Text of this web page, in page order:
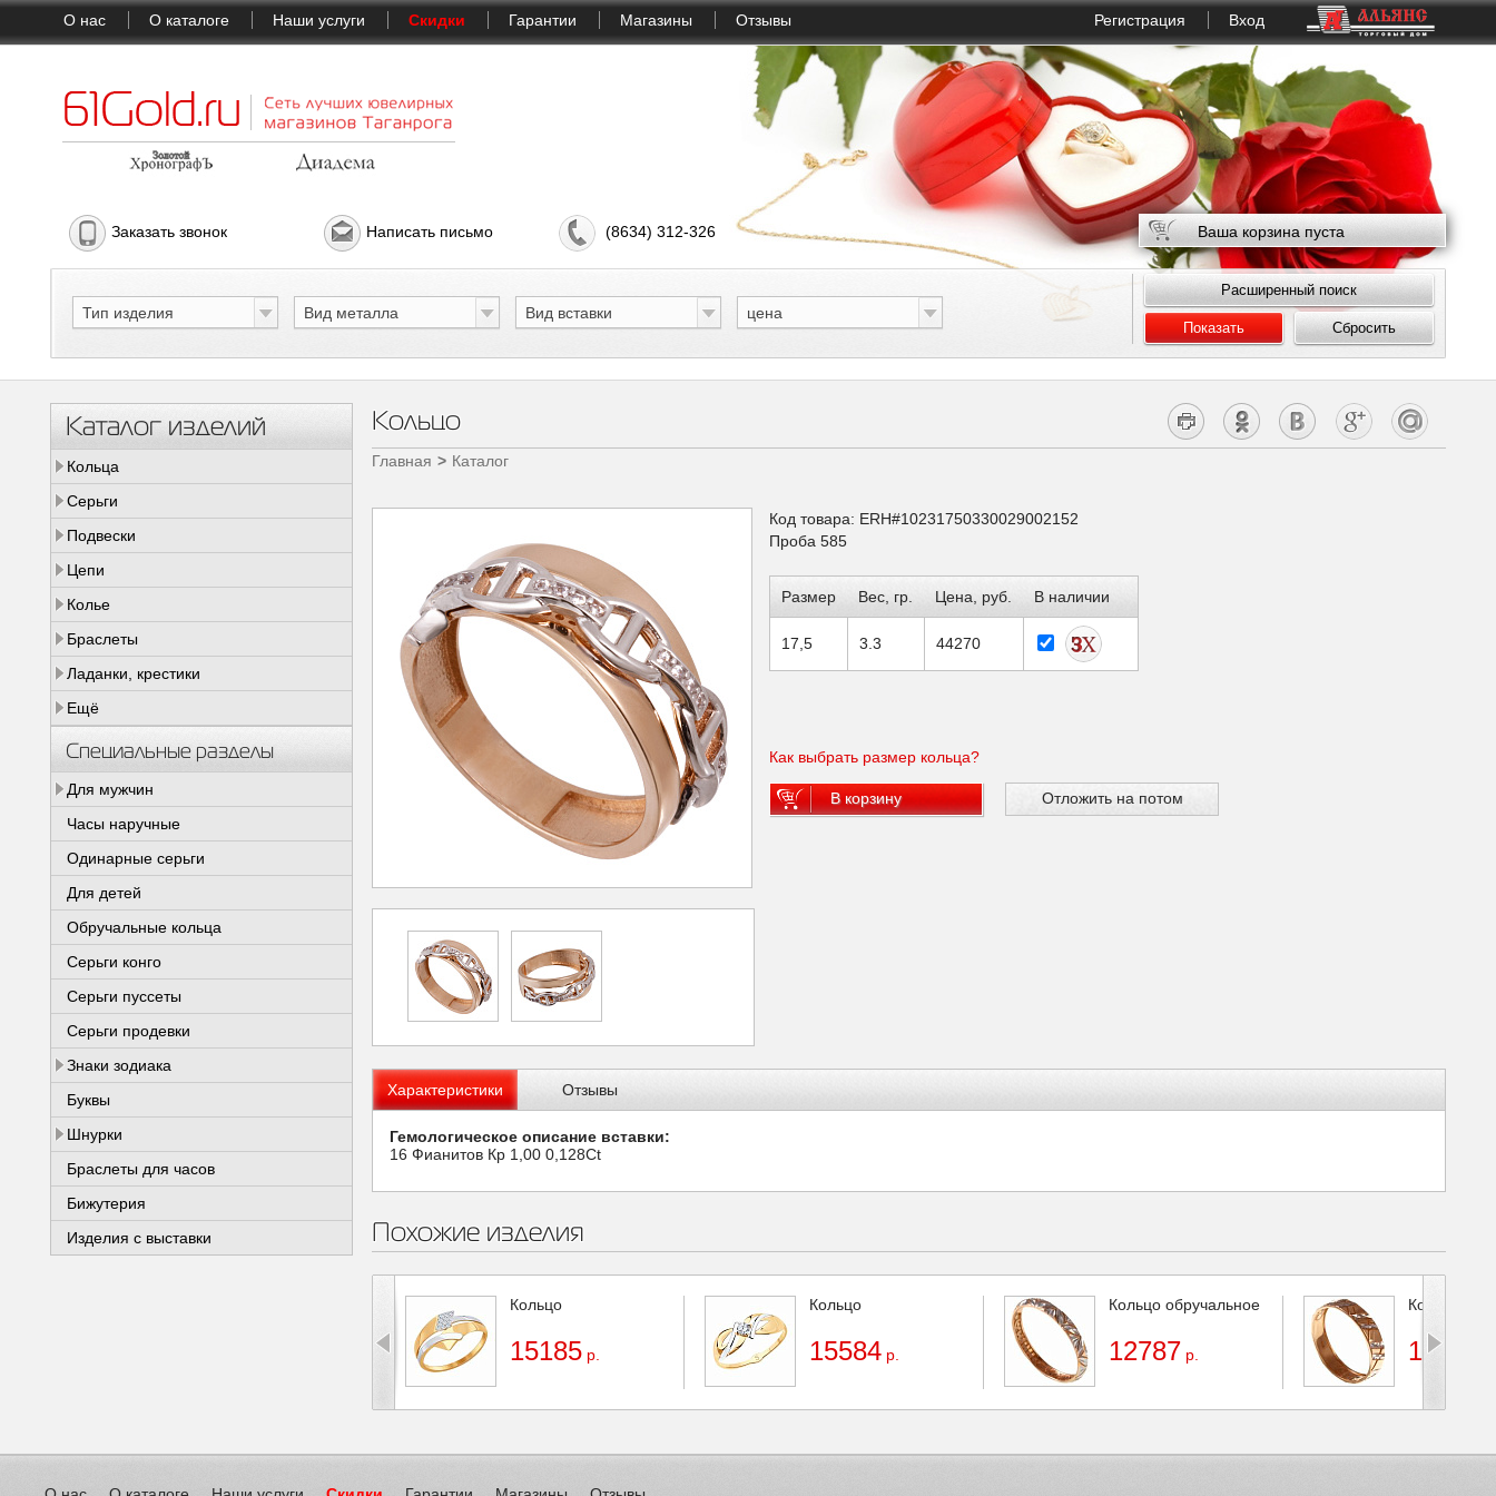
О нас О каталоге Наши услуги Скидки Гарантии Магазины Отзывы Регистрация Вход
Заказать звонок Написать письмо (8634) 312-326 Ваша корзина пуста
Тип изделия Вид металла Вид вставки цена
Расширенный поиск
Показать Сбросить
Каталог изделий
Кольца
Серьги
Подвески
Цепи
Колье
Браслеты
Ладанки, крестики
Ещё
Специальные разделы
Для мужчин
Часы наручные
Одинарные серьги
Для детей
Обручальные кольца
Серьги конго
Серьги пуссеты
Серьги продевки
Знаки зодиака
Буквы
Шнурки
Браслеты для часов
Бижутерия
Изделия с выставки
Кольцо
Главная Каталог
Код товара: ERH#10231750330029002152
Проба 585
Размер Вес, гр. Цена, руб. В наличии
17,5 3.3 44270
Как выбрать размер кольца?
В корзину Отложить на потом
Характеристики Отзывы
Гемологическое описание вставки:
16 Фианитов Кр 1,00 0,128Ct
Похожие изделия
Кольцо
15185 р.
Кольцо
15584 р.
Кольцо обручальное
12787 р.
Кольцо
18382